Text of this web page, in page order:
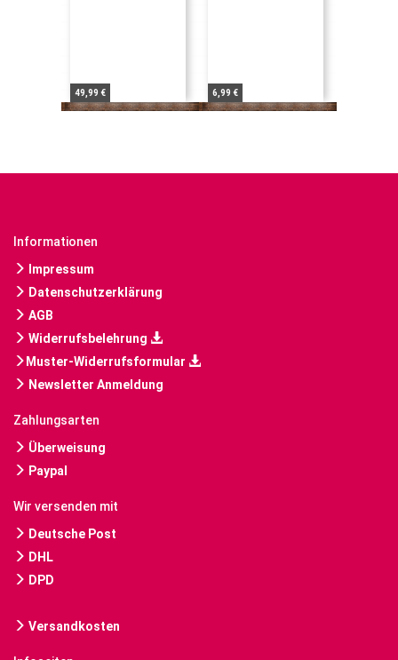
49,99 € 6,99 €
Informationen
Impressum
Datenschutzerklärung
AGB
Widerrufsbelehrung
Muster-Widerrufsformular
Newsletter Anmeldung
Zahlungsarten
Überweisung
Paypal
Wir versenden mit
Deutsche Post
DHL
DPD
Versandkosten